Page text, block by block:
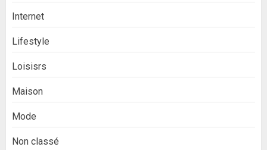
Internet
Lifestyle
Loisisrs
Maison
Mode
Non classé